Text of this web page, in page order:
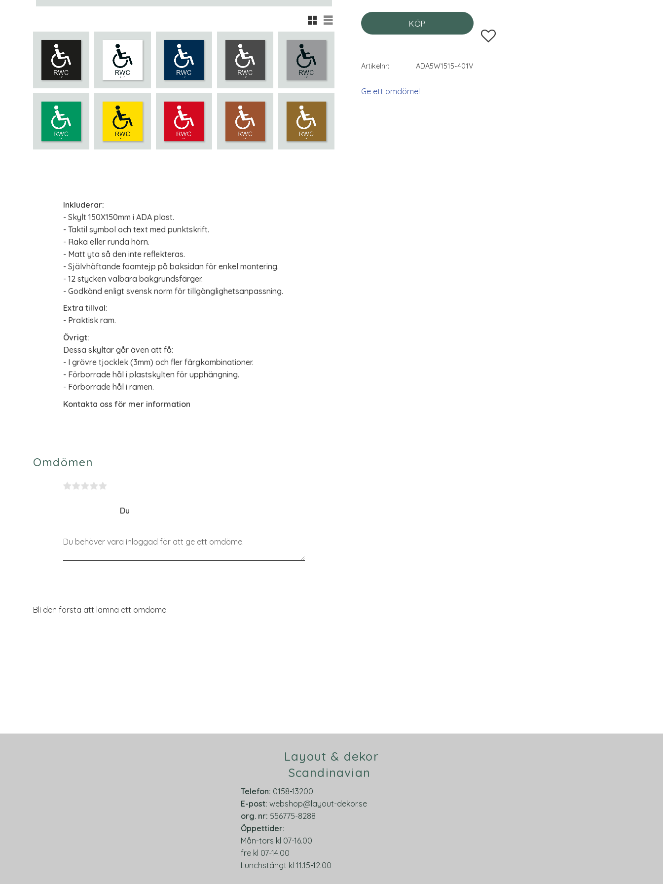
Rutnätsvy
Listvy
KÖP
Lägg till i favoriter
Artikelnr ADA5W1515-401V
Ge ett omdöme!
Inkluderar:
- Skylt 150X150mm i ADA plast.
- Taktil symbol och text med punktskrift.
- Raka eller runda hörn.
- Matt yta så den inte reflekteras.
- Självhäftande foamtejp på baksidan för enkel montering.
- 12 stycken valbara bakgrundsfärger.
- Godkänd enligt svensk norm för tillgänglighetsanpassning.
Extra tillval:
- Praktisk ram.
Övrigt:
Dessa skyltar går även att få:
- I grövre tjocklek (3mm) och fler färgkombinationer.
- Förborrade hål i plastskylten för upphängning.
- Förborrade hål i ramen.
Kontakta oss för mer information
Omdömen
Du
Bli den första att lämna ett omdöme.
Layout & dekor
Scandinavian
Telefon: 0158-13200
E-post: webshop@layout-dekor.se
org. nr: 556775-8288
Öppettider:
Mån-tors kl 07-16.00
fre kl 07-14.00
Lunchstängt kl 11.15-12.00